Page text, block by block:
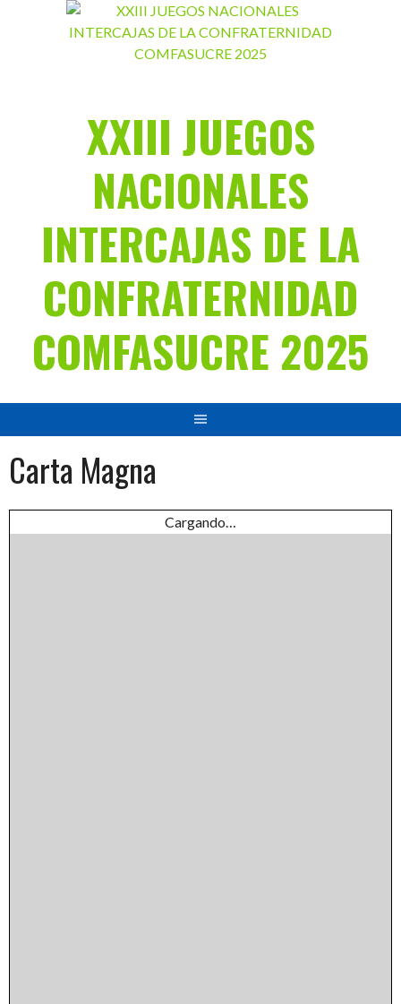
XXIII JUEGOS
NACIONALES
INTERCAJAS DE LA
CONFRATERNIDAD
COMFASUCRE 2025
Carta Magna
Cargando…